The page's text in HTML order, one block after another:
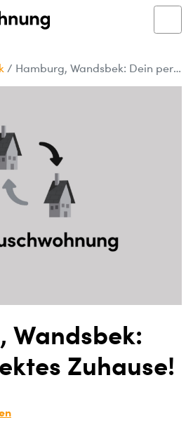
/ Hamburg, Wandsbek: Dein perfektes Zuhause!
Wandsbek:
Zuhause!